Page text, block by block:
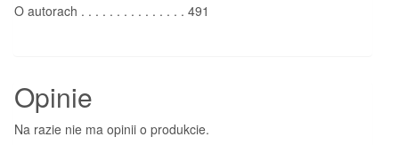
O autorach . . . . . . . . . . . . . . . 491
Opinie
Na razie nie ma opinii o produkcie.